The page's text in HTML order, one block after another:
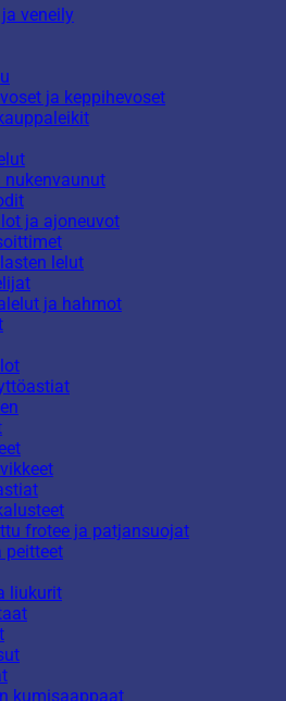
veneily
ja keppihevoset
nukenvaunut
ja ajoneuvot
lelut
ja hahmot
frotee ja patjansuojat
peitteet
liukurit
kumisaappaat